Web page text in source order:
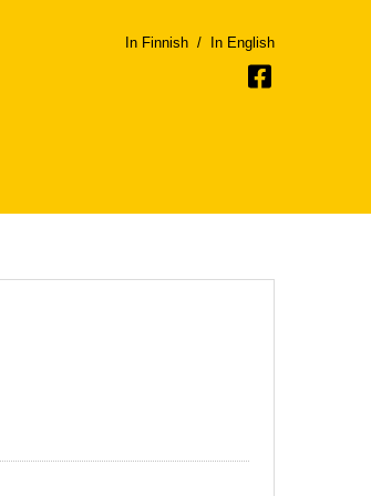
In Finnish / In English